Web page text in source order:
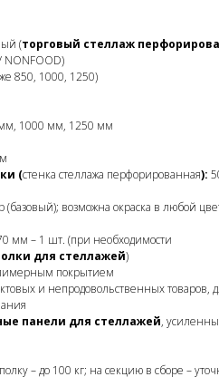
(торговый стеллаж
850, 1000, 1250)
1000 мм, 1250 мм
(стенка стеллажа перфорированная):
(базовый); возможна окраска в любой
мм – 1 шт. (при необходимости
для стеллажей)
покрытием
и непродовольственных товаров,
панели для стеллажей,
– до 100 кг; на секцию в сборе –